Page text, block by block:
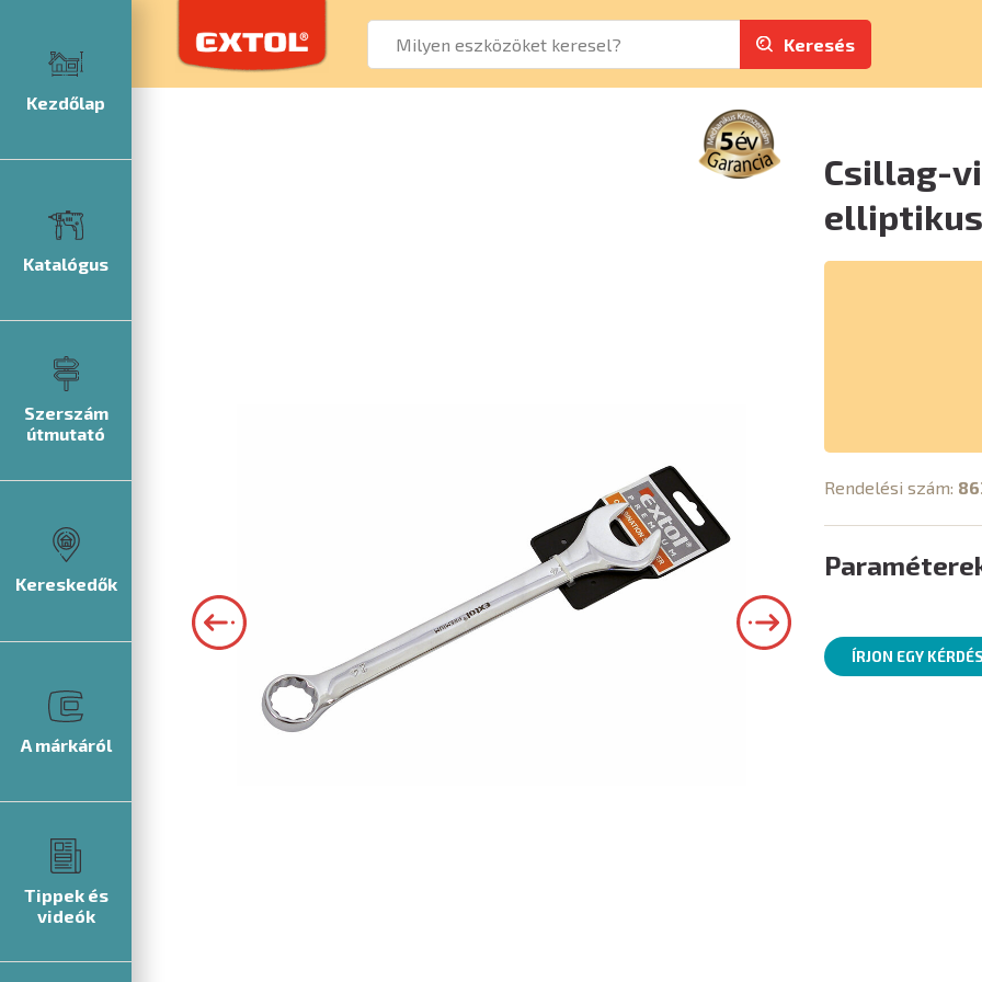
Kezdőlap
Katalógus
Szerszám
útmutató
Kereskedők
A márkáról
Tippek és
videók
Keresés
Csillag-
elliptikus
Rendelési szám:
ÍRJON EGY